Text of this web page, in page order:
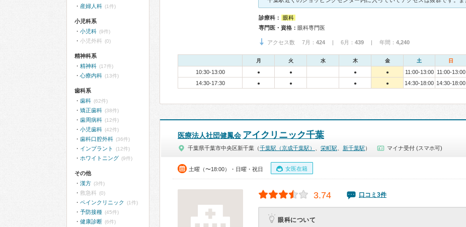
診療科：
眼科
専門医・資格： 眼科専門医
アクセス数 7月： 424 | 6月： 439 | 年間： 4,240
月 火 水 木 金 土 日
10:30-13:00 ● ● ● ● 11:00-13:00 11:00-13:00
14:30-17:30
● ● ● ● 14:30-18:00 14:30-18:00
医療法人社団健鳳会 アイクリニック千葉
千葉県千葉市中央区新千葉（千葉駅（京成千葉駅） 栄町駅 新千葉駅 ） マイナ受付 (スマホ可)
土曜（〜18:00）・日曜・祝日 女医在籍
3.74 口コミ3件
眼科について
産婦人科 (1件)
小児科系
小児科 (9件)
小児外科 (0)
精神科系
精神科 (17件)
心療内科 (13件)
歯科系
歯科 (62件)
矯正歯科 (38件)
歯周病科 (12件)
小児歯科 (42件)
歯科口腔外科 (36件)
インプラント (12件)
ホワイトニング (9件)
その他
漢方 (3件)
救急科 (0)
ペインクリニック (1件)
予防接種 (45件)
健康診断 (6件)